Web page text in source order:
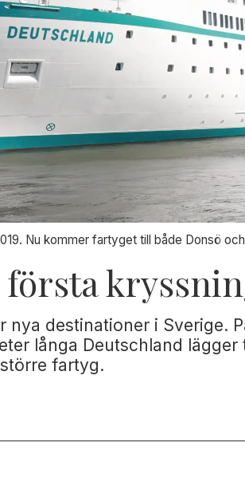
Nu kommer fartyget till både Donsö
destinationer i Sverige.
långa Deutschland
fartyg.